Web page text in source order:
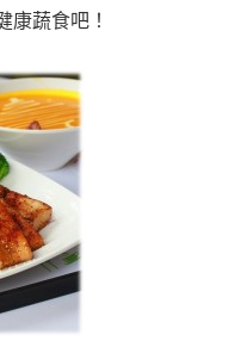
康蔬食吧！